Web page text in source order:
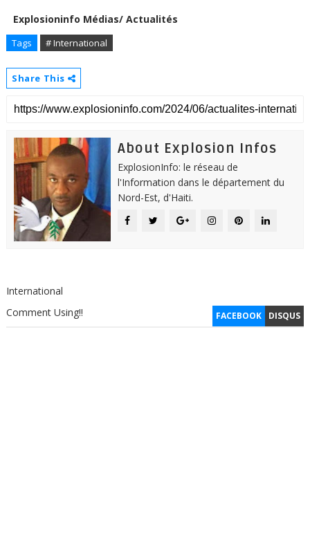
Explosioninfo Médias/ Actualités
Tags # International
Share This
About Explosion Infos
ExplosionInfo: le réseau de
l'Information dans le département du
Nord-Est, d'Haiti.
International
FACEBOOK DISQUS
Comment Using!!